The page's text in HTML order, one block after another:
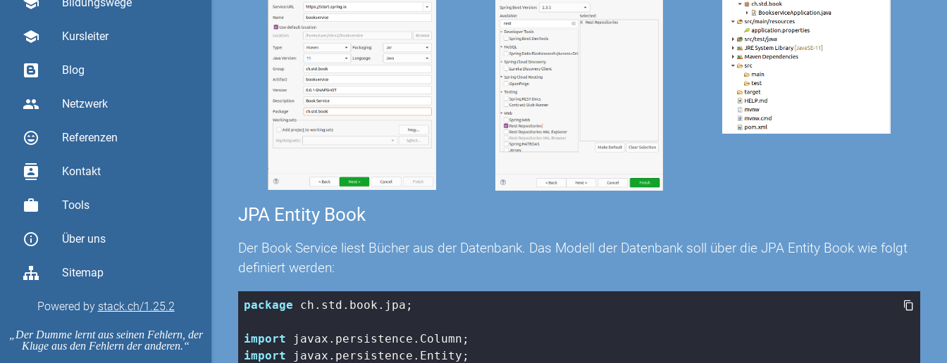
school Kursleiter
Blog
group Netzwerk
sentiment_very_satisfied Referenzen
contacts Kontakt
work Tools
info_outline Über uns
Sitemap
Powered by stack.ch/1.25.2
Der Dumme lernt aus seinen Fehlern, der
Kluge aus den Fehlern der anderen.
JPA Entity Book
Der Book Service liest Bücher aus der Datenbank. Das Modell der Datenbank soll über die JPA Entity Book wie folgt
definiert werden:
package ch.std.book.jpa;
import
import